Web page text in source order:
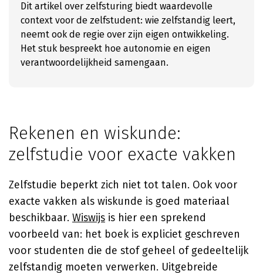
Dit artikel over zelfsturing biedt waardevolle
context voor de zelfstudent: wie zelfstandig leert,
neemt ook de regie over zijn eigen ontwikkeling.
Het stuk bespreekt hoe autonomie en eigen
verantwoordelijkheid samengaan.
Rekenen en wiskunde:
zelfstudie voor exacte vakken
Zelfstudie beperkt zich niet tot talen. Ook voor
exacte vakken als wiskunde is goed materiaal
beschikbaar. Wiswijs is hier een sprekend
voorbeeld van: het boek is expliciet geschreven
voor studenten die de stof geheel of gedeeltelijk
zelfstandig moeten verwerken. Uitgebreide